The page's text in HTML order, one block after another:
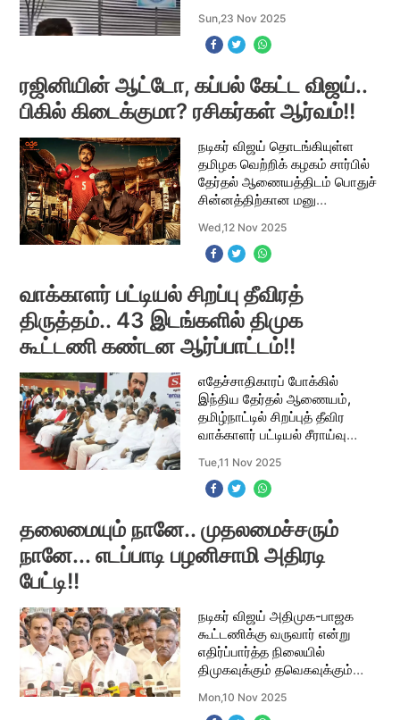
எந்த ஒரு கட்சியும் இது
வரையிலும் செய்யாத புதிய
Sun,23 Nov 2025
ரஜினியின் ஆட்டோ, கப்பல் கேட்ட விஜய்..
பிகில் கிடைக்குமா? ரசிகர்கள் ஆர்வம்!!
நடிகர் விஜய் தொடங்கியுள்ள
தமிழக வெற்றிக் கழகம் சார்பில்
தேர்தல் ஆணையத்திடம் பொதுச்
சின்னத்திற்கான மனு
விஜய் தேர்வு செய்துள்ள கப்பல்,
ஆட்டோ, விசில் கிரிக்கெட்
Wed,12 Nov 2025
வாக்காளர் பட்டியல் சிறப்பு தீவிரத்
திருத்தம்.. 43 இடங்களில் திமுக
கூட்டணி கண்டன ஆர்ப்பாட்டம்!!
எதேச்சாதிகாரப் போக்கில்
இந்திய தேர்தல் ஆணையம்,
தமிழ்நாட்டில் சிறப்புத் தீவிர
வாக்காளர் பட்டியல் சீராய்வு
கண்டித்தும் ‘மதசார்பற்ற
முற்போக்கு கூட்டணியின் சார்பில்
Tue,11 Nov 2025
தலைமையும் நானே.. முதலமைச்சரும்
நானே... எடப்பாடி பழனிசாமி அதிரடி
பேட்டி!!
நடிகர் விஜய் அதிமுக-பாஜக
கூட்டணிக்கு வருவார் என்று
எதிர்ப்பார்த்த நிலையில்
திமுகவுக்கும் தவெகவுக்கும்
அறிவித்து எடப்பாடி
Mon,10 Nov 2025